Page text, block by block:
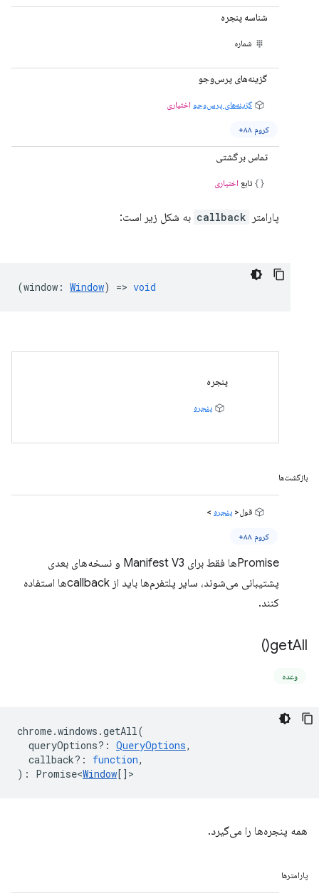
شناسه پنجره
شماره
گزینه‌های پرس‌وجو
گزینه‌های پرس‌وجو اختیاری
کروم ۸۸+
تماس برگشتی
تابع اختیاری
پارامتر callback به شکل زیر است:
(window : Window) => void
پنجره
پنجره
بازگشت‌ها
قول< پنجره >
کروم ۸۸+
Promiseها فقط برای Manifest V3 و نسخه‌های بعدی
پشتیبانی می‌شوند، سایر پلتفرم‌ها باید از callbackها استفاده
کنند.
getAll(
)
وعده
chrome.windows .getAll(
queryOptions? : QueryOptions,
callback? : function,
) : Promise<Window[] >
همه پنجره‌ها را می‌گیرد.
پارامترها